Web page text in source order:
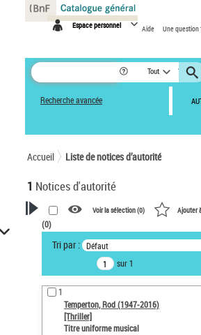
Espace personnel Aide Une question
Tout
Recherche avancée
Accueil Liste de notices d’autorité
1 Notices d'autorité
VOTRE RECHERCHE
Recherche avancée dans les
notices d’autorité
Œuvres liées à l'auteur :
Temperton, Rod (1947-2016)
Auteur d’œuvre
Voir la sélection (0) Ajouter
(0)
Tri par : Défaut
sur 1
1
Temperton, Rod (1947-2016)
[Thriller]
Titre uniforme musical
Panneau de gestion des cookies